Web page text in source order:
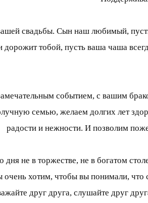
свадьбы. Сын наш любимый,
дорожит тобой, пусть ваша чаша
событием, с вашим
семью, желаем долгих лет
радости и нежности. И позволим
не в торжестве, не в богатом
хотим, чтобы вы понимали, что
друг друга, слушайте друг